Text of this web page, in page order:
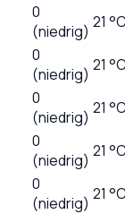
0
(niedrig) 21
0
(niedrig) 21
0
(niedrig) 21
0
(niedrig) 21
0
(niedrig) 21